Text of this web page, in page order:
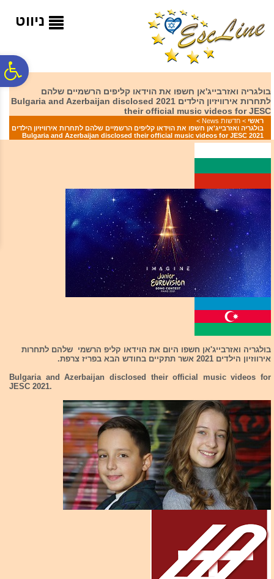
המרכזי
ניווט
בולגריה ואזרבייג'אן חשפו את הוידאו קליפים הרשמיים שלהם
לתחרות אירוויזיון הילדים 2021 Bulgaria and Azerbaijan disclosed
their official music videos for JESC
ראשי > חדשות News
>
בולגריה ואזרבייג'אן חשפו את הוידאו קליפים הרשמיים שלהם לתחרות אירוויזיון הילדים
2021 Bulgaria and Azerbaijan disclosed their official music videos for JESC
בולגריה ואזרבייג'אן חשפו היום את הוידאו קליפ הרשמי שלהם לתחרות
אירווזיון הילדים 2021 אשר תתקיים בחודש הבא בפריז צרפת.
Bulgaria and Azerbaijan disclosed their official music videos for
JESC 2021.